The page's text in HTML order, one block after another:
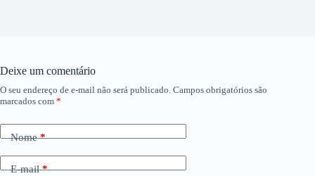
Deixe um comentário
O seu endereço de e-mail não será publicado. Campos obrigatórios são
marcados com *
Nome*
E-mail*